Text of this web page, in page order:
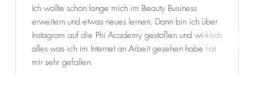
Ich wollte schon lange mich im Beauty Business
erweitern und etwas neues lernen. Dann bin ich über
Instagram auf die Phi Academy gestoßen und wirklich
alles was ich im Internet an Arbeit gesehen habe hat
mir sehr gefallen.